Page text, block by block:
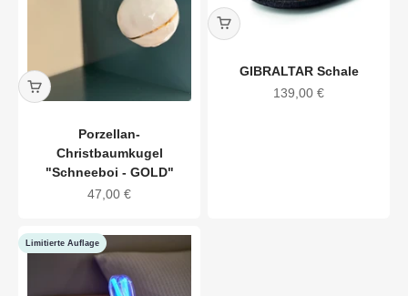
Porzellan-
Christbaumkugel
"Schneeboi - GOLD"
Angebot
47,00 €
GIBRALTAR Schale
Angebot
139,00 €
Limitierte Auflage